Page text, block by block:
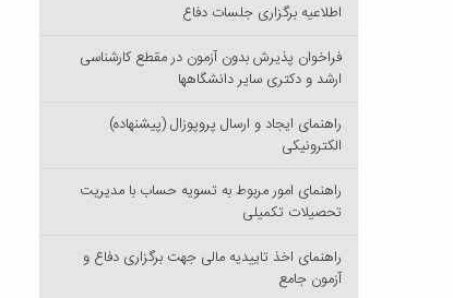
اطلاعیه برگزاری جلسات دفاع
فراخوان پذیرش بدون آزمون در مقطع کارشناسی
ارشد و دکتری سایر دانشگاهها
راهنمای ایجاد و ارسال پروپوزال (پیشنهاده)
الکترونیکی
راهنمای امور مربوط به تسویه حساب با مدیریت
تحصیلات تکمیلی
راهنمای اخذ تاییدیه مالی جهت برگزاری دفاع و
آزمون جامع